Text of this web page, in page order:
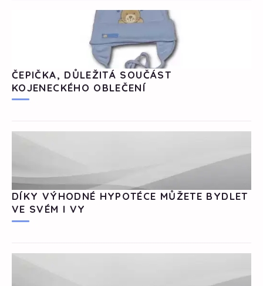
ČEPIČKA, DŮLEŽITÁ SOUČÁST
KOJENECKÉHO OBLEČENÍ
DÍKY VÝHODNÉ HYPOTÉCE MŮŽETE BYDLET
VE SVÉM I VY